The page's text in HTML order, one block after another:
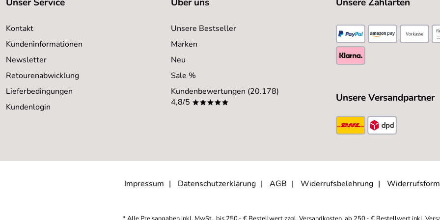
Kontakt
Kundeninformationen
Newsletter
Retourenabwicklung
Lieferbedingungen
Kundenlogin
Unsere Bestseller
Marken
Neu
Sale %
Kundenbewertungen (20.178)
4,8/5 ***** Unsere Versandpartner
Impressum Datenschutzerklärung AGB Widerrufsbelehrung